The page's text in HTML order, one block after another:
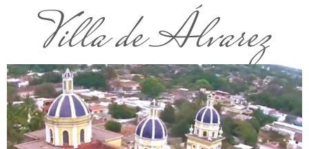
Villa de Álvarez